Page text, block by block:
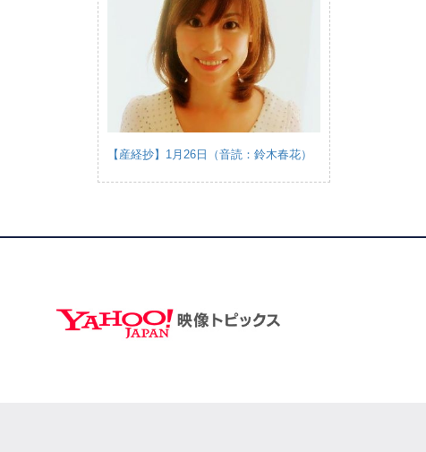
【産経抄】1月26日（音読：鈴木春花）